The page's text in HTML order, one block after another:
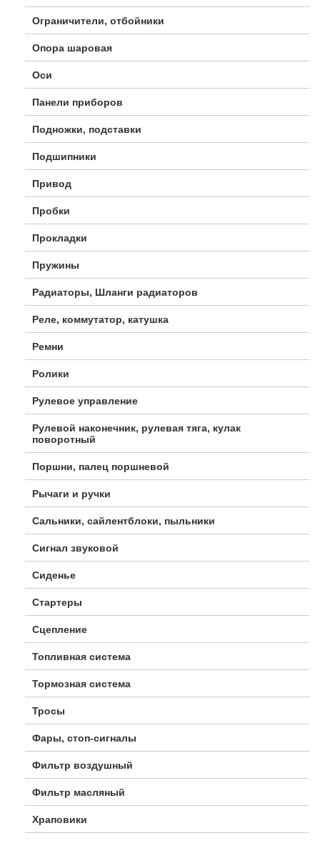
Ограничители, отбойники
Опора шаровая
Оси
Панели приборов
Подножки, подставки
Подшипники
Привод
Пробки
Прокладки
Пружины
Радиаторы, Шланги радиаторов
Реле, коммутатор, катушка
Ремни
Ролики
Рулевое управление
Рулевой наконечник, рулевая тяга, кулак
поворотный
Поршни, палец поршневой
Рычаги и ручки
Сальники, сайлентблоки, пыльники
Сигнал звуковой
Сиденье
Стартеры
Сцепление
Топливная система
Тормозная система
Тросы
Фары, стоп-сигналы
Фильтр воздушный
Фильтр масляный
Храповики